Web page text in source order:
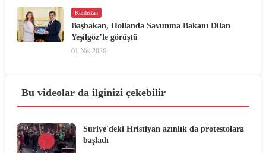
Kürdistan
Başbakan, Hollanda Savunma Bakanı Dilan
Yeşilgöz’le görüştü
01 Nis 2026
Bu videolar da ilginizi çekebilir
Suriye'deki Hristiyan azınlık da protestolara
başladı